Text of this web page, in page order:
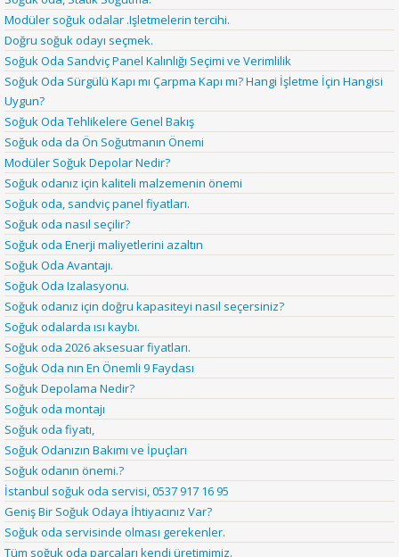
Modüler soğuk odalar .Işletmelerin tercihi.
Doğru soğuk odayı seçmek.
Soğuk Oda Sandviç Panel Kalınlığı Seçimi ve Verimlilik
Soğuk Oda Sürgülü Kapı mı Çarpma Kapı mı? Hangi İşletme İçin Hangisi
Uygun?
Soğuk Oda Tehlikelere Genel Bakış
Soğuk oda da Ön Soğutmanın Önemi
Modüler Soğuk Depolar Nedir?
Soğuk odanız için kaliteli malzemenin önemi
Soğuk oda, sandviç panel fiyatları.
Soğuk oda nasıl seçilir?
Soğuk oda Enerji maliyetlerini azaltın
Soğuk Oda Avantajı.
Soğuk Oda Izalasyonu.
Soğuk odanız için doğru kapasiteyi nasıl seçersiniz?
Soğuk odalarda ısı kaybı.
Soğuk oda 2026 aksesuar fiyatları.
Soğuk Oda nın En Önemli 9 Faydası
Soğuk Depolama Nedir?
Soğuk oda montajı
Soğuk oda fiyatı,
Soğuk Odanızın Bakımı ve İpuçları
Soğuk odanın önemi.?
İstanbul soğuk oda servisi, 0537 917 16 95
Geniş Bir Soğuk Odaya İhtiyacınız Var?
Soğuk oda servisinde olması gerekenler.
Tüm soğuk oda parçaları kendi üretimimiz.